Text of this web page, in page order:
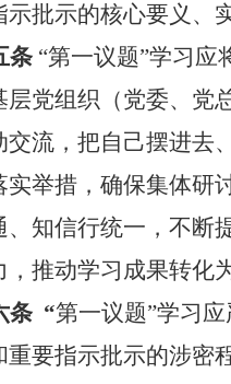
示批示的核心要义、
条 “第一议题”学习
层党组织（党委、党
交流，把自己摆进去
实举措，确保集体研
、知信行统一，不断
，推动学习成果转化
条 “第一议题”学习应
重要指示批示的涉密